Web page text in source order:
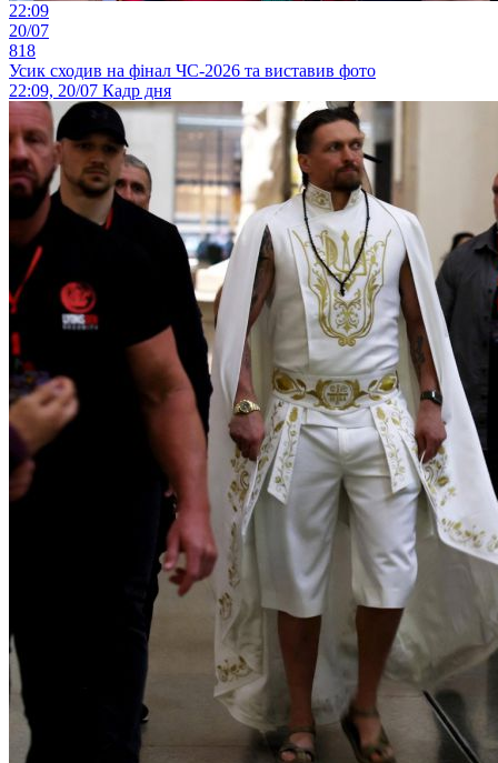
22:09
20/07
818
Усик сходив на фінал ЧС-2026 та виставив фото
22:09, 20/07 Кадр дня